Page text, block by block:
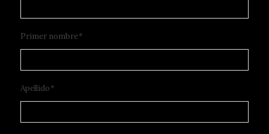
Primer nombre*
Apellido*